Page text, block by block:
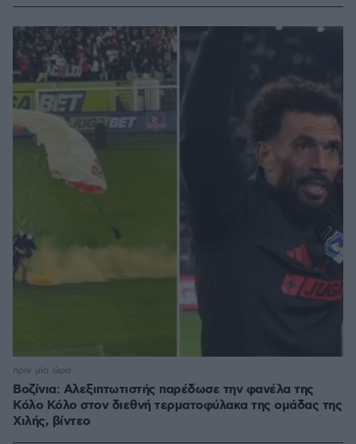
Βοζίνια: Αλεξιπτωτιστής παρέδωσε την φανέλα της
Κόλο Κόλο στον διεθνή τερματοφύλακα της ομάδας της
Χιλής, βίντεο
πριν μία ώρα